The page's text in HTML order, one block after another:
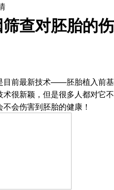
查对胚胎的伤
目前最新技术——胚胎植入前基
很新颖，但是很多人都对它不
会伤害到胚胎的健康！